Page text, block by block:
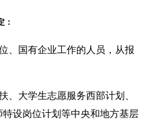
：
、国有企业工作的人员，从报
、大学生志愿服务西部计划、
设岗位计划等中央和地方基层